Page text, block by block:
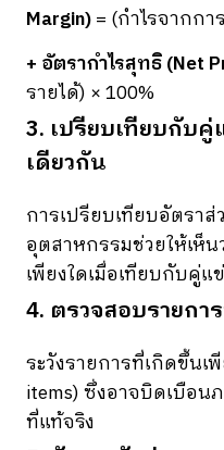
Margin)= (กำไรจากกา
+ อัตรากำไรสุทธิ (Net
รายได้) × 100%
3. เปรียบเทียบกับ
เดียวกัน
การเปรียบเทียบอัตรา
อุตสาหกรรมช่วยให้เห็
เพียงใดเมื่อเทียบกับคู่แ
4. ตรวจสอบรายกา
ระวังรายการที่เกิดขึ้นเ
items) ซึ่งอาจบิดเบือน
ที่แท้จริง